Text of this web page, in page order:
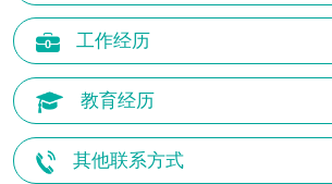
工作经历
教育经历
其他联系方式